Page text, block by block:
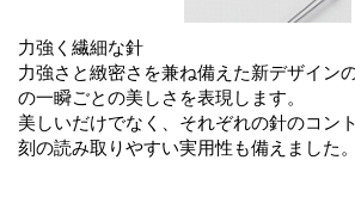
力強く繊細な針
力強さと緻密さを兼ね備えた新デザイン
の一瞬ごとの美しさを表現します。
美しいだけでなく、それぞれの針のコン
刻の読み取りやすい実用性も備えました。